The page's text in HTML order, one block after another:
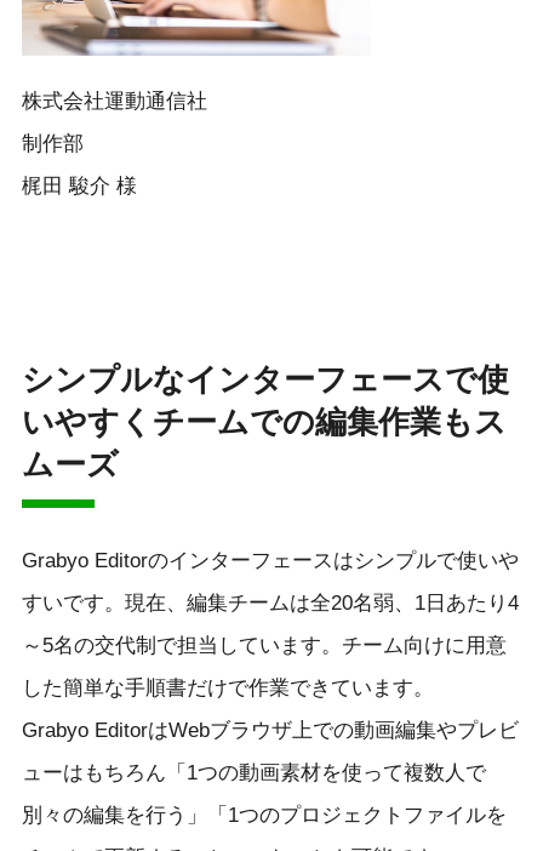
株式会社運動通信社
制作部
梶田 駿介 様​
シンプルなインターフェースで使
いやすくチームでの編集作業もス
ムーズ
Grabyo Editorのインターフェースはシンプルで使いや
すいです。現在、編集チームは全20名弱、1日あたり4
～5名の交代制で担当しています。チーム向けに用意
した簡単な手順書だけで作業できています。
Grabyo EditorはWebブラウザ上での動画編集やプレビ
ューはもちろん「1つの動画素材を使って複数人で
別々の編集を行う」「1つのプロジェクトファイルを